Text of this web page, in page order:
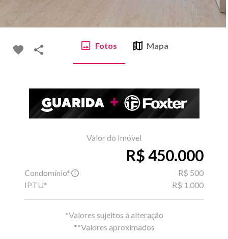
Fotos Mapa
Valor do Imóvel
R$ 450.000
Condomínio*
R$ 500
IPTU*
R$ 1.000
*Valores sujeitos à alteração
**Valores aproximados